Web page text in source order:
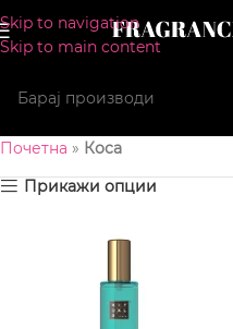
Skip to navigation
Skip to main content
Почетна » Коса
Прикажи опции